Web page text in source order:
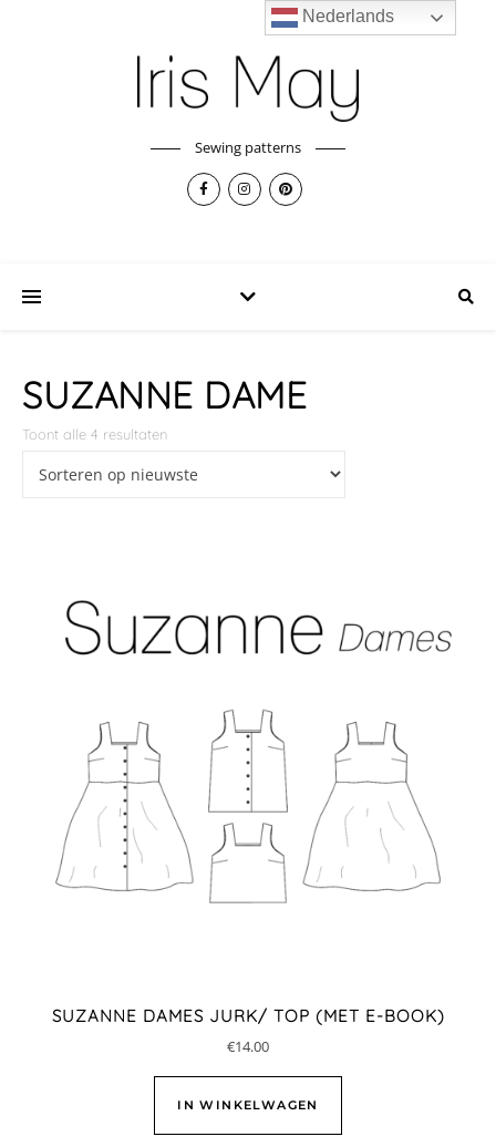
Sewing patterns
SUZANNE DAME
Toont alle 4 resultaten
SUZANNE DAMES JURK/ TOP (MET E-BOOK)
€14.00
IN WINKELWAGEN
Nederlands